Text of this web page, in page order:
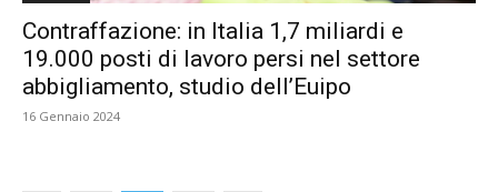
Contraffazione: in Italia 1,7 miliardi e
19.000 posti di lavoro persi nel settore
abbigliamento, studio dell’Euipo
16 Gennaio 2024